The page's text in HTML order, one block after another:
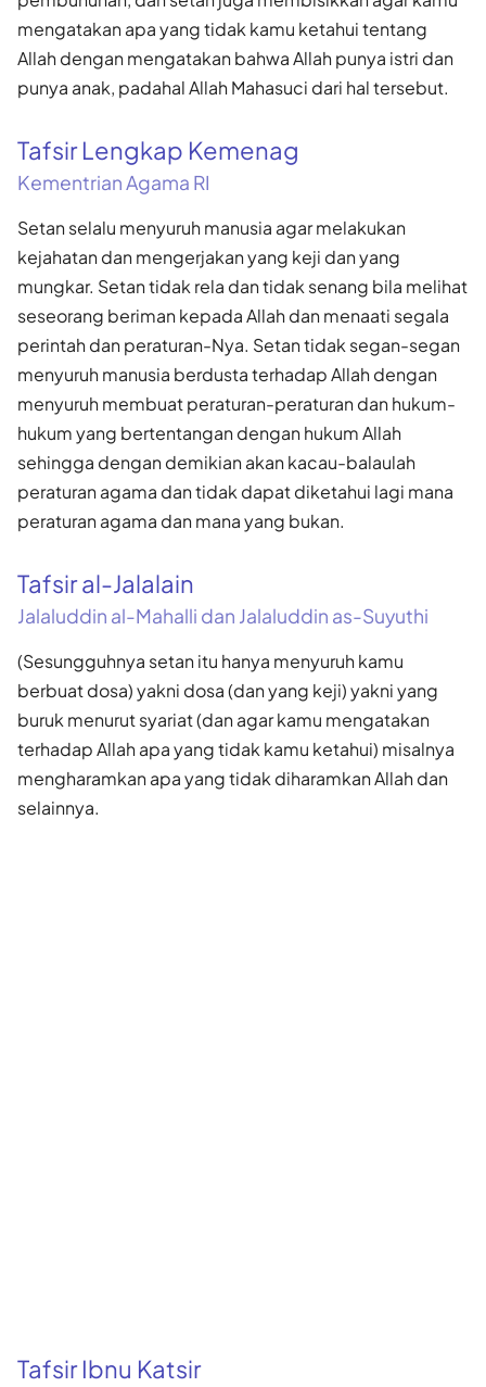
mengatakan apa yang tidak kamu ketahui tentang
Allah dengan mengatakan bahwa Allah punya istri dan
punya anak, padahal Allah Mahasuci dari hal tersebut.
Tafsir Lengkap Kemenag
Kementrian Agama RI
Setan selalu menyuruh manusia agar melakukan
kejahatan dan mengerjakan yang keji dan yang
mungkar. Setan tidak rela dan tidak senang bila melihat
seseorang beriman kepada Allah dan menaati segala
perintah dan peraturan-Nya. Setan tidak segan-segan
menyuruh manusia berdusta terhadap Allah dengan
menyuruh membuat peraturan-peraturan dan hukum-
hukum yang bertentangan dengan hukum Allah
sehingga dengan demikian akan kacau-balaulah
peraturan agama dan tidak dapat diketahui lagi mana
peraturan agama dan mana yang bukan.
Tafsir al-Jalalain
Jalaluddin al-Mahalli dan Jalaluddin as-Suyuthi
(Sesungguhnya setan itu hanya menyuruh kamu
berbuat dosa) yakni dosa (dan yang keji) yakni yang
buruk menurut syariat (dan agar kamu mengatakan
terhadap Allah apa yang tidak kamu ketahui) misalnya
mengharamkan apa yang tidak diharamkan Allah dan
selainnya.
Tafsir Ibnu Katsir